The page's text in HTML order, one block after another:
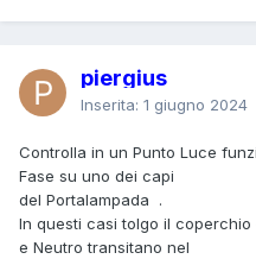
piergius
Inserita: 1 giugno 2024
Controlla in un Punto Luce
Fase su uno dei capi
del Portalampada .
In questi casi tolgo il
e Neutro transitano nel